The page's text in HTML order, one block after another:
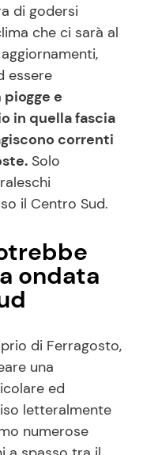
di godersi
che ci sarà al
essere
piogge e
in quella fascia
correnti
Solo
il Centro Sud.
ondata
di Ferragosto,
una
ed
letteralmente
numerose